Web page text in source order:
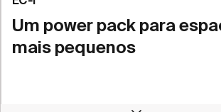
Um power pack para
mais pequenos